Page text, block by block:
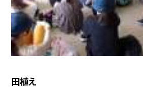
田植え